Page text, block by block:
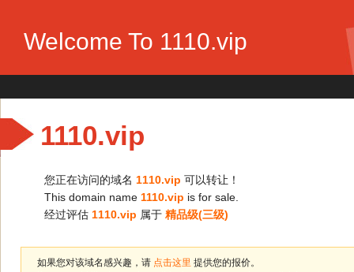
Welcome To 1110.vip
1110.vip
您正在访问的域名 1110.vip 可以转让！
This domain name 1110.vip is for sale.
经过评估 1110.vip 属于 精品级(三级)
如果您对该域名感兴趣，请 点击这里 提供您的报价。